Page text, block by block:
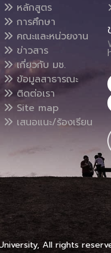
หลักสูตร
การศึกษา
คณะและหน่วยงาน
ข่าวสาร
เกี่ยวกับ มช.
ข้อมูลสาธารณะ
ติดต่อเรา
Site map
เสนอแนะ/ร้องเรียน
All rights